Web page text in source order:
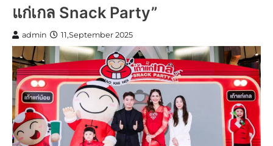
แก่เกล Snack Party”
admin 11,September 2025